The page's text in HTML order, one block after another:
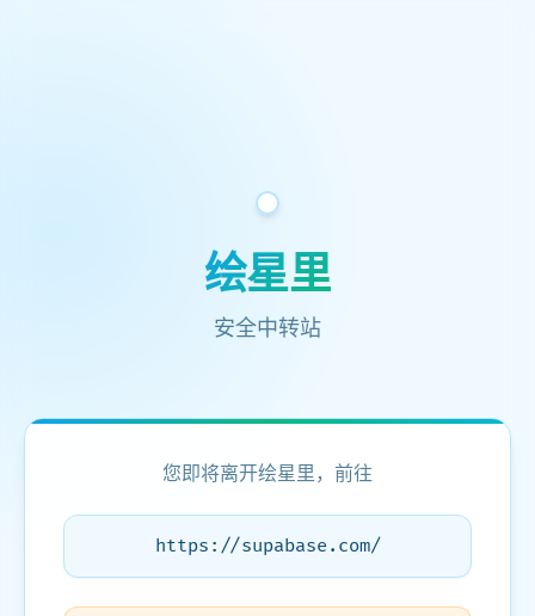
绘星里
安全中转站
您即将离开绘星里，前往
https://supabase.com/